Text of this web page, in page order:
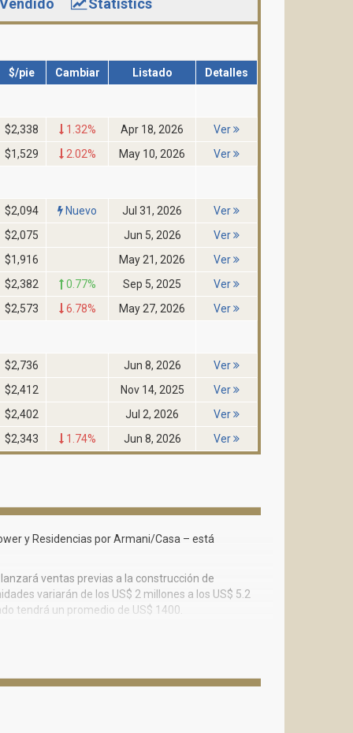
Vendido Statistics
$/pie Cambiar Listado Detalles
$2,338 1.32% Apr 18, 2026
Ver
$1,529 2.02% May 10, 2026 Ver
$2,094 Nuevo Jul 31, 2026
Ver
$2,075 Jun 5, 2026
Ver
$1,916 May 21, 2026
Ver
$2,382 0.77% Sep 5, 2025
Ver
$2,573 6.78% May 27, 2026 Ver
$2,736 Jun 8, 2026
Ver
$2,412 Nov 14, 2025
Ver
$2,402 Jul 2, 2026
Ver
$2,343 1.74% Jun 8, 2026 Ver
y Residencias por Armani/Casa – está
ventas previas a la construcción de
variarán de los US$ 2 millones a los US$ 5.2
tendrá un promedio de US$ 1400.